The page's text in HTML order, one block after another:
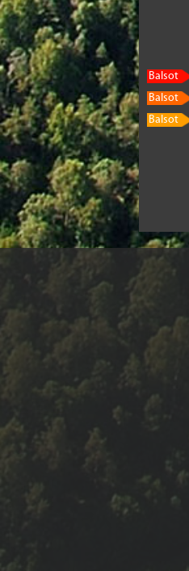
Balsot
Balsot
Balsot